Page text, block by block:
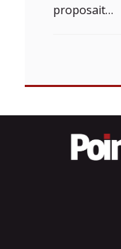
proposait…